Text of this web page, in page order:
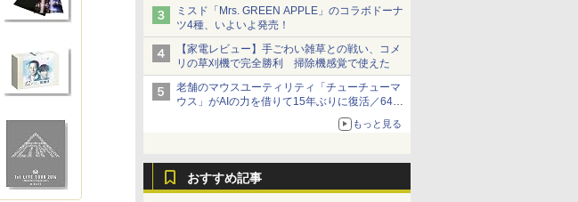
ミスド「Mrs. GREEN APPLE」のコラボドーナ
ツ4種、いよいよ発売！
【家電レビュー】手ごわい雑草との戦い、コメ
リの草刈機で完全勝利 掃除機感覚で使えた
老舗のマウスユーティリティ「チューチューマ
ウス」がAIの力を借りて15年ぶりに復活／64bit
化、Windows 10/11、「Chrome」も走り回
る。復活記念で2026年末まで500円
もっと見る
おすすめ記事